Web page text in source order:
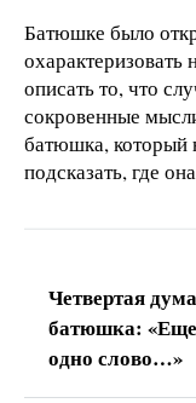
Батюшке было
охарактеризовать
описать то, что
сокровенные
батюшка, который
подсказать, где
Четвертая
батюшка:
одно слово…»